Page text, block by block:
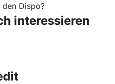
Dispo?
interessieren